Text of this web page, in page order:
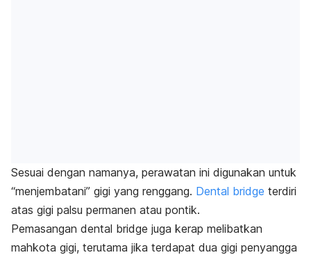
Sesuai dengan namanya, perawatan ini digunakan untuk
“menjembatani” gigi yang renggang. Dental bridge terdiri
atas gigi palsu permanen atau pontik.
Pemasangan dental bridge juga kerap melibatkan
mahkota gigi, terutama jika terdapat dua gigi penyangga